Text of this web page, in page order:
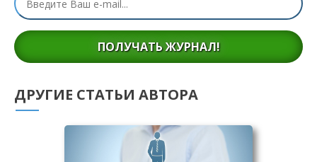
ПОЛУЧАТЬ ЖУРНАЛ!
ДРУГИЕ СТАТЬИ АВТОРА